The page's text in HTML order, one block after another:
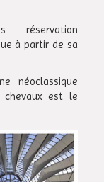
à partir de sa
néoclassique
chevaux est le